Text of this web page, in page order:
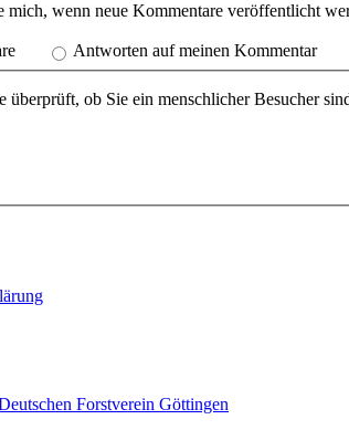
mich, wenn neue Kommentare veröffentlicht
Antworten auf meinen Kommentar
überprüft, ob Sie ein menschlicher Besucher
Forstverein Göttingen